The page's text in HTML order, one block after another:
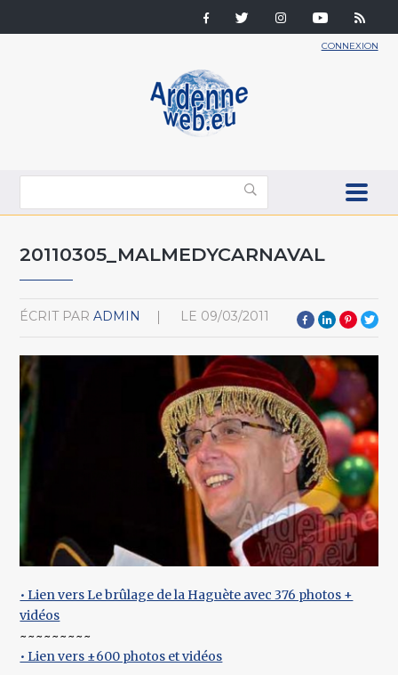
CONNEXION
20110305_MALMEDYCARNAVAL
ÉCRIT PAR ADMIN LE 09/03/2011
• Lien vers Le brûlage de la Haguète avec 376 photos +
vidéos
~~~~~~~~~
• Lien vers ±600 photos et vidéos